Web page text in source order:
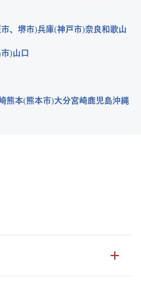
堺市 兵庫 神戸市 奈良和歌山
市 山口
熊本 熊本市 大分宮崎鹿児島沖縄